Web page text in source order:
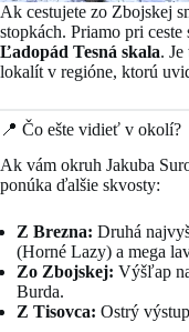
Ak cestujete zo Zbojskej
stopkách. Priamo pri
Ľadopád Tesná skala.
lokalít v regióne, ktorú
📍 Čo ešte vidieť v okolí?
Ak vám okruh Jakuba
ponúka ďalšie skvosty:
Z Brezna: Druhá
(Horné Lazy) a mega
Zo Zbojskej: Výšľap
Burda.
Z Tisovca: Ostrý